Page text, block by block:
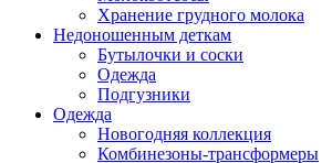
Хранение грудного молока
Недоношенным деткам
Бутылочки и соски
Одежда
Подгузники
Одежда
Новогодняя коллекция
Комбинезоны-трансформеры